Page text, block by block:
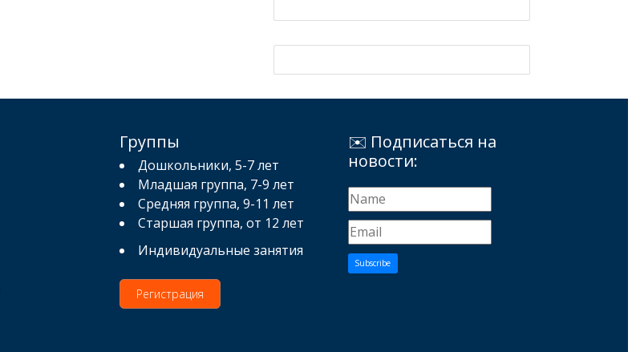
Группы
Дошкольники, 5-7 лет
Младшая группа, 7-9 лет
Средняя группа, 9-11 лет
Старшая группа, от 12 лет
Индивидуальные занятия
Регистрация
✉️ Подписаться на
новости:
Subscribe